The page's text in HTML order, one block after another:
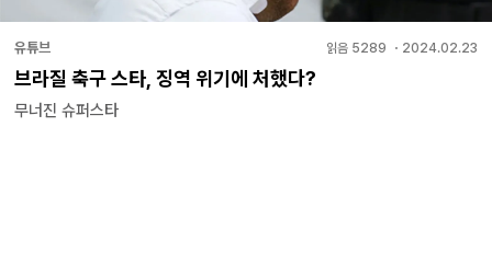
유튜브 읽음 5289 ・ 2024.02.23
브라질 축구 스타, 징역 위기에 처했다?
무너진 슈퍼스타